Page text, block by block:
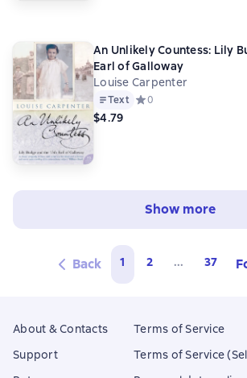
An Unlikely Countess: Lily
Earl of Galloway
Louise Carpenter
Text Средний рейтинг 0 на
0
$4.79
Show more
Back 1 2 ... 37
About & Contacts
Support
Terms of Service
Terms of Service